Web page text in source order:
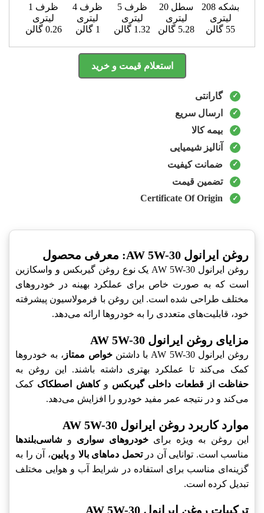
بشکه 208
لیتری
55 گالن
سطل 20
لیتری
5.28 گالن
ظرف 5
لیتری
1.32 گالن
ظرف 4
لیتری
1 گالن
ظرف 1
لیتری
0.26 گالن
استعلام قیمت و خرید
گارانتی
ارسال سریع
بیمه کالا
آنالیز شیمیایی
ضمانت کیفیت
تضمین قیمت
Certificate Of Origin
روغن ایرانول AW 5W-30: معرفی محصول
روغن ایرانول AW 5W-30 یک نوع روغن گیربکس و واسکازین
است که به صورت خاص برای عملکرد بهینه در خودروهای
مختلف طراحی شده است. این روغن با فرمولاسیون پیشرفته
خود، قابلیت‌های متعددی را به خودروها ارائه می‌دهد.
مزایای روغن ایرانول AW 5W-30
روغن ایرانول AW 5W-30 با داشتن خواص ممتاز ، به خودروها
کمک می‌کند تا عملکرد بهتری داشته باشند. این روغن به
حفاظت از قطعات داخلی گیربکس وکاهش اصطکاک کمک
می‌کند و در نتیجه عمر مفید خودرو را افزایش می‌دهد.
موارد کاربرد روغن ایرانول AW 5W-30
این روغن به ویژه برایخودروهای سواری و شاسی‌بلندها
مناسب است. توانایی آن درتحمل دماهای بالا وپایین، آن را به
گزینه‌ای مناسب برای استفاده در شرایط آب و هوایی مختلف
تبدیل کرده است.
ترکیبات روغن ایرانول AW 5W-30